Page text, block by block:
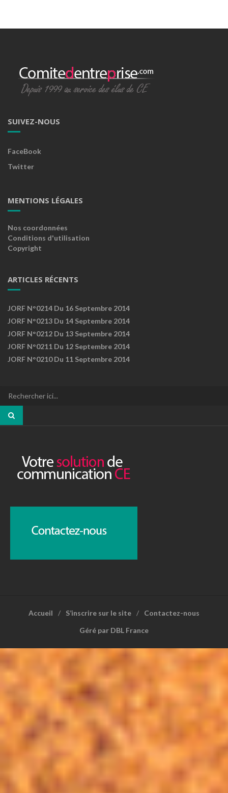
SUIVEZ-NOUS
FaceBook
Twitter
MENTIONS LÉGALES
Nos coordonnées
Conditions d'utilisation
Copyright
ARTICLES RÉCENTS
JORF N°0214 Du 16 Septembre 2014
JORF N°0213 Du 14 Septembre 2014
JORF N°0212 Du 13 Septembre 2014
JORF N°0211 Du 12 Septembre 2014
JORF N°0210 Du 11 Septembre 2014
pour
Accueil S’inscrire sur le site
Contactez-nous
Géré par DBL France